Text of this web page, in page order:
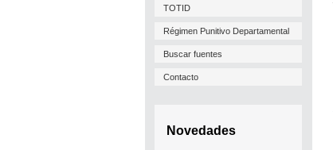
TOTID
Régimen Punitivo Departamental
Buscar fuentes
Contacto
Novedades